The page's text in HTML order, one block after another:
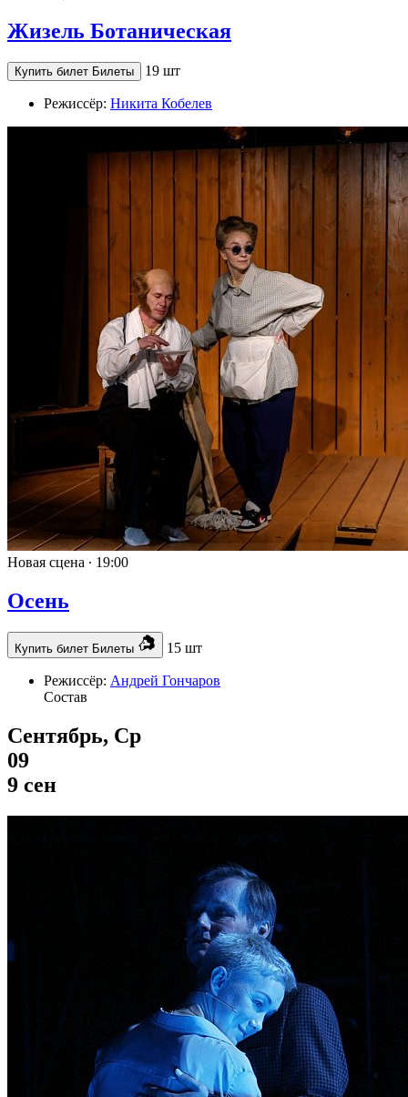
Жизель Ботаническая
Купить билет Билеты 19 шт
Режиссёр: Никита Кобелев
Новая сцена ∙ 19:00
Осень
Купить билет Билеты 15 шт
Режиссёр: Андрей Гончаров
Состав
Сентябрь, Ср
09
9 сен